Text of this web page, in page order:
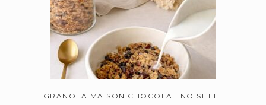
GRANOLA MAISON CHOCOLAT NOISETTE